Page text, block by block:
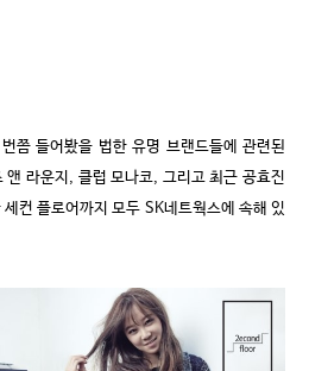
쯤 들어봤을 법한 유명 브랜드들에 관련된
앤 라운지 , 클럽 모나코, 그리고 최근 공효진
컨 플로어까지 모두 SK네트웍스에 속해 있